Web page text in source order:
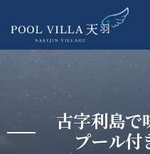
古字利島で
プール付